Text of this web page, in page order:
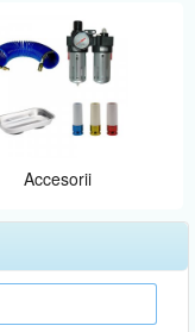
Accesorii